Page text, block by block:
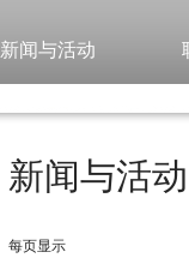
新闻与活动
新闻与活动
每页显示